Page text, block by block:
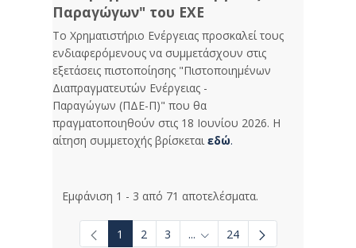
Παραγώγων" του ΕΧΕ
Το Χρηματιστήριο Ενέργειας προσκαλεί τους
ενδιαφερόμενους να συμμετάσχουν στις
εξετάσεις πιστοποίησης "Πιστοποιημένων
Διαπραγματευτών Ενέργειας -
Παραγώγων (ΠΔΕ-Π)" που θα
πραγματοποιηθούν στις 18 Ιουνίου 2026. Η
αίτηση συμμετοχής βρίσκεταιεδώ.
Εμφάνιση 1 - 3 από 71 αποτελέσματα.
1 2 3 ... Ενδιάμεσες σελίδες Use
24